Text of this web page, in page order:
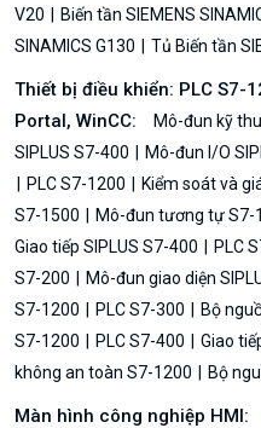
V20
Biến tần SIEMENS
SINAMICS G130
Tủ Biến tần
Thiết bị điều khiển: PLC S7-
Portal, WinCC:
Mô-đun kỹ
SIPLUS S7-400
Mô-đun I/O
PLC S7-1200
Kiểm soát và
S7-1500
Mô-đun tương tự S7-
Giao tiếp SIPLUS S7-400
PLC
S7-200
Mô-đun giao diện
S7-1200
PLC S7-300 Bộ
S7-1200
PLC S7-400 Giao
không an toàn S7-1200
Bộ
Màn hình công nghiệp HMI: